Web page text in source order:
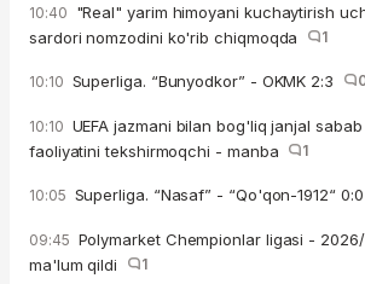
10:40 "Real" yarim himoyani kuchaytirish
sardori nomzodini ko'rib chiqmoqda
1
10:10 Superliga. “Bunyodkor” - OKMK 2:3
10:10 UEFA jazmani bilan bog'liq janjal
faoliyatini tekshirmoqchi - manba
1
10:05 Superliga. “Nasaf” - “Qo'qon-1912“ 0:0
09:45 Polymarket Chempionlar ligasi -
ma'lum qildi
1